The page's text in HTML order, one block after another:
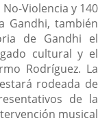
Violencia y 140
Gandhi, también
de Gandhi el
cultural y el
Rodríguez. La
rodeada de
de la
musical